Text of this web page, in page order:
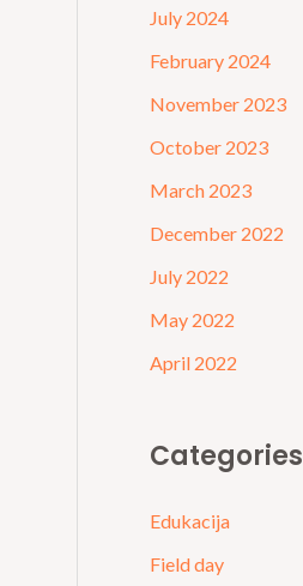
July 2024
February 2024
November 2023
October 2023
March 2023
December 2022
July 2022
May 2022
April 2022
Categories
Edukacija
Field day